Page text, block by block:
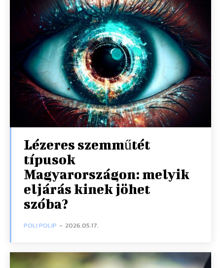
Lézeres szemműtét
típusok
Magyarországon: melyik
eljárás kinek jöhet
szóba?
POLI POLIP - 2026.05.17.